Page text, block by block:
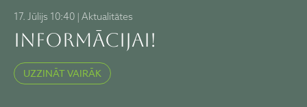
17. Jūlijs 10:40 | Aktualitātes
Informācijai!
UZZINĀT VAIRĀK